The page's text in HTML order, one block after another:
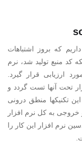
که بروز اشتباهات
کد منبع تولید شد، نرم
ارزیابی قرار گیرد.
تحت آنها تست گردد و
تکنیکها منطق درونی
خروجی به کل نرم افزار
نرم افزار این کار را